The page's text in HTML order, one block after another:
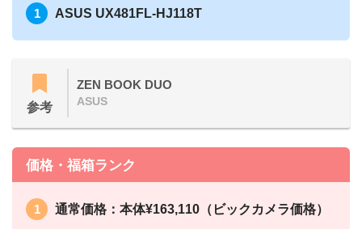
ASUS UX481FL-HJ118T
参考
ZEN BOOK DUO
ASUS
価格・福箱ランク
通常価格：本体¥163,110（ビックカメラ価格）